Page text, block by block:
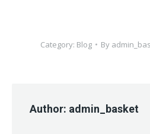
Category: Blog By
Author: admin_basket